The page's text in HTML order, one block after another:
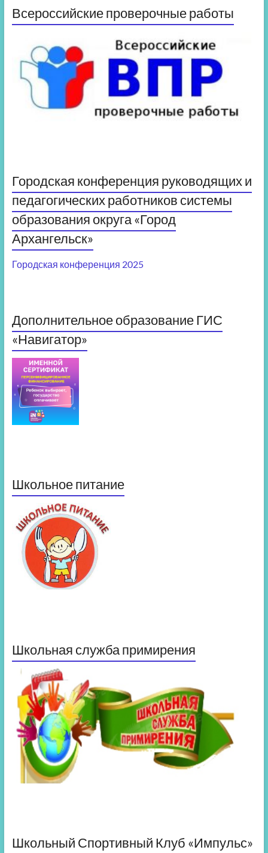
Всероссийские проверочные работы
Городская конференция руководящих и
педагогических работников системы
образования округа «Город
Архангельск»
Городская конференция 2025
Дополнительное образование ГИС
«Навигатор»
Школьное питание
Школьная служба примирения
Школьный Спортивный Клуб «Импульс»